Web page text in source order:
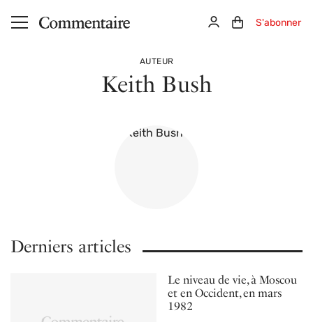
Aller au contenu principal ConnexionPanier (0)
S'abonner
AUTEUR
Keith Bush
Derniers articles
Le niveau de vie, à Moscou
et en Occident, en mars
1982